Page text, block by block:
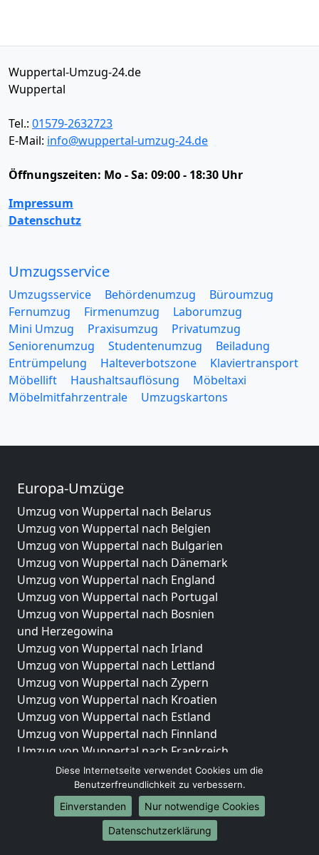
Wuppertal-Umzug-24.de
Wuppertal
Tel.: 01579-2632723
E-Mail: info@wuppertal-umzug-24.de
Öffnungszeiten: Mo - Sa: 09:00 - 18:30 Uhr
Impressum
Datenschutz
Umzugsservice
Umzugsservice Behördenumzug
Büroumzug
Fernumzug
Firmenumzug
Laborumzug
Mini Umzug
Praxisumzug
Privatumzug
Seniorenumzug
Studentenumzug
Beiladung
Entrümpelung
Halteverbotszone
Klaviertransport
Möbellift
Haushaltsauflösung
Möbeltaxi
Möbelmitfahrzentrale
Umzugskartons
Europa-Umzüge
Umzug von Wuppertal nach Belarus
Umzug von Wuppertal nach Belgien
Umzug von Wuppertal nach Bulgarien
Umzug von Wuppertal nach Dänemark
Umzug von Wuppertal nach England
Umzug von Wuppertal nach Portugal
Umzug von Wuppertal nach Bosnien
und Herzegowina
Umzug von Wuppertal nach Irland
Umzug von Wuppertal nach Lettland
Umzug von Wuppertal nach Zypern
Umzug von Wuppertal nach Kroatien
Umzug von Wuppertal nach Estland
Umzug von Wuppertal nach Finnland
Umzug von Wuppertal nach Frankreich
Umzug von Wuppertal nach Griechenland
Umzug von Wuppertal nach Italien
Umzug von Wuppertal nach Liechtenstein
Umzug von Wuppertal nach Luxemburg
Umzug von Wuppertal nach Niederlande
Diese Internetseite verwendet Cookies um die
Benutzerfreundlichkeit zu verbessern.
Einverstanden
Nur notwendige Cookies
Datenschutzerklärung